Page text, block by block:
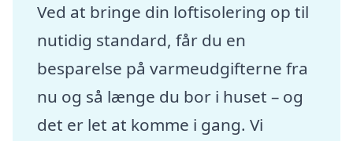
Ved at bringe din loftisolering op til
nutidig standard, får du en
besparelse på varmeudgifterne fra
nu og så længe du bor i huset – og
det er let at komme i gang. Vi